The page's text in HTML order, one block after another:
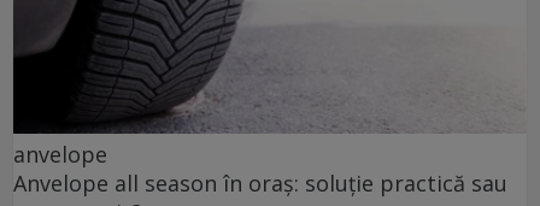
anvelope
Anvelope all season în oraș: soluție practică sau